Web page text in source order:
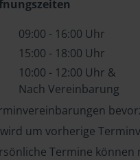
09:00 - 16:00 Uhr
15:00 - 18:00 Uhr
10:00 - 12:00 Uhr &
Nach Vereinbarung
wird um vorherige
Termine